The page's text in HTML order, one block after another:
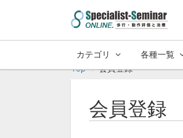
カテゴリ 各種一覧
Top
会員登録
会員登録